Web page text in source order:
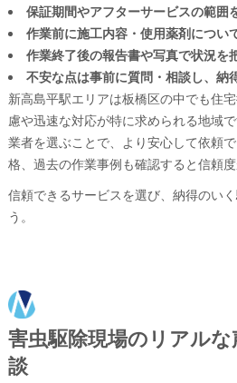
保証期間やアフターサービスの範囲
作業前に施工内容・使用薬剤につい
作業終了後の報告書や写真で状況を
不安な点は事前に質問・相談し、納
新高島平駅エリアは板橋区の中でも住
慮や迅速な対応が特に求められる地域
業者を選ぶことで、より安心して依頼
格、過去の作業事例も確認すると信頼度
信頼できるサービスを選び、納得のい
う。
害虫駆除現場のリアル
談